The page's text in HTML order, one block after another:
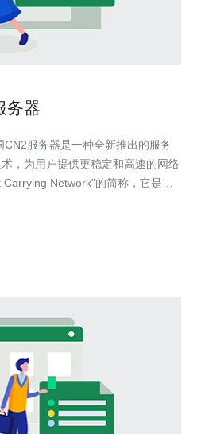
务器
，为用户提供更稳定和高速的网络
Network”的简称，它是中
器相比传统服务器有以下几